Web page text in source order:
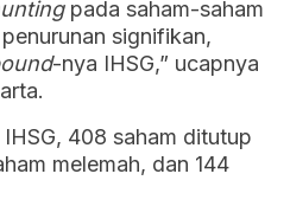
pada saham-saham
signifikan,
-nya IHSG,” ucapnya
408 saham ditutup
melemah, dan 144